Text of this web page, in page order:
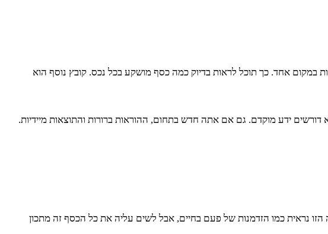
במקום אחד. כך תוכל לראות בדיוק כמה כסף מושקע בכל נכס. קובץ נוסף הוא
ידע מוקדם. גם אם אתה חדש בתחום, ההוראות ברורות והתוצאות מיידיות.
הזו נראית כמו הזדמנות של פעם בחיים, אבל לשים עליה את כל הכסף זה מתכון